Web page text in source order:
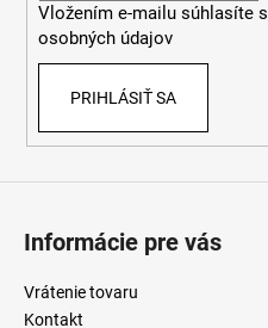
Vložením e-mailu súhlasíte s
osobných údajov
PRIHLÁSIŤ SA
Informácie pre vás
Vrátenie tovaru
Kontakt